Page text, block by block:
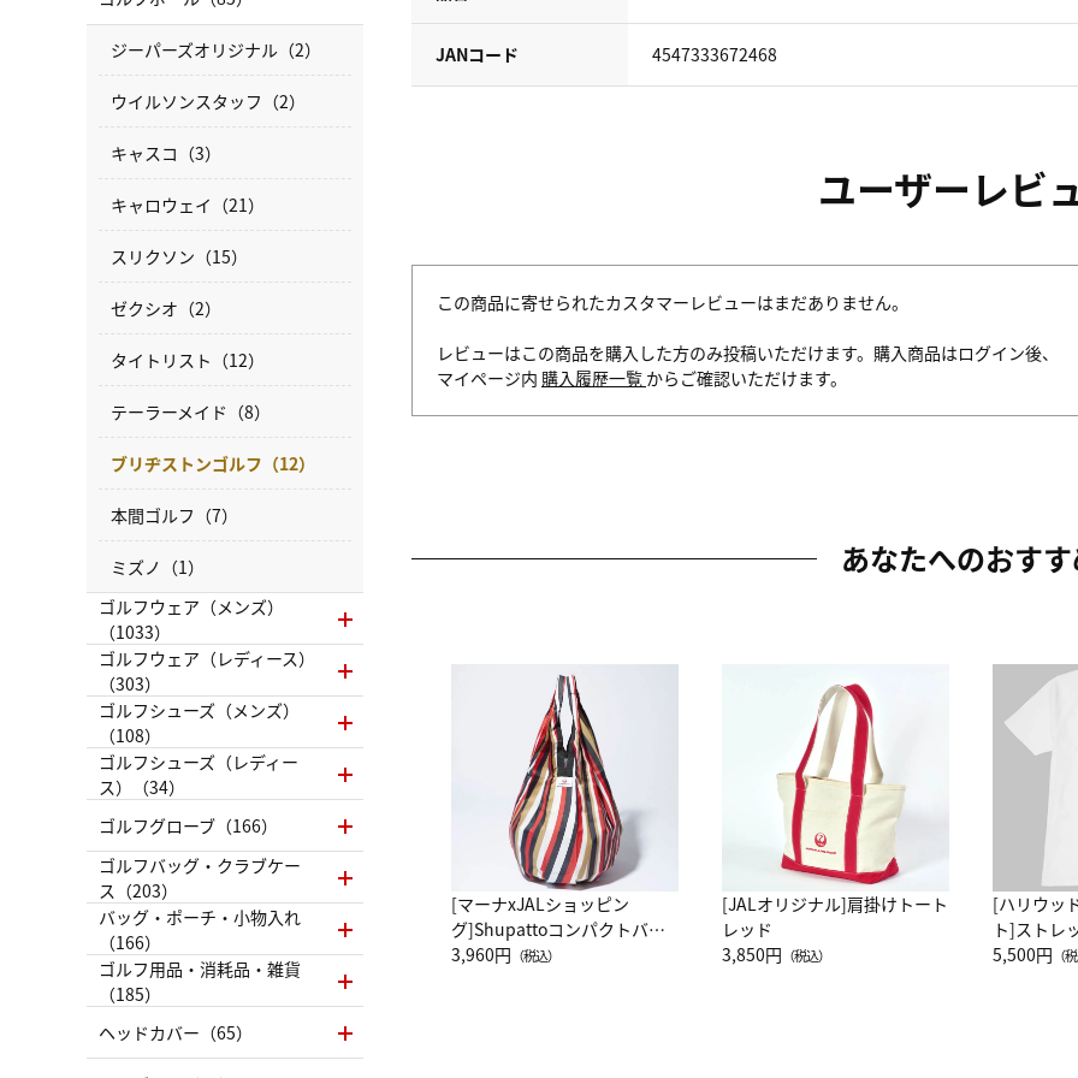
JANコード 4547333672468
ユーザーレビ
この商品に寄せられたカスタマーレビューはまだありません。
レビューはこの商品を購入した方のみ投稿いただけます。購入商品はログイン後、
マイページ内 購入履歴一覧 からご確認いただけます。
あなたへのおす
[マーナxJALショッピン
グ]Shupattoコンパクトバッ
グ Drop JAL客室乗務員
3,960円 （税込）
[JALオリジナル]肩掛けトート
レッド
3,850円 （税込）
[ハリウッ
ト]ストレ
ーネック
5,500円 （
ジーパーズオリジナル（2）
ウイルソンスタッフ（2）
キャスコ（3）
キャロウェイ（21）
スリクソン（15）
ゼクシオ（2）
タイトリスト（12）
テーラーメイド（8）
ブリヂストンゴルフ（12）
本間ゴルフ（7）
ミズノ（1）
ゴルフウェア（メンズ）
（1033）
ゴルフウェア（レディース）
（303）
ゴルフシューズ（メンズ）
（108）
ゴルフシューズ（レディー
ス）（34）
ゴルフグローブ（166）
ゴルフバッグ・クラブケー
ス（203）
バッグ・ポーチ・小物入れ
（166）
ゴルフ用品・消耗品・雑貨
（185）
ヘッドカバー（65）